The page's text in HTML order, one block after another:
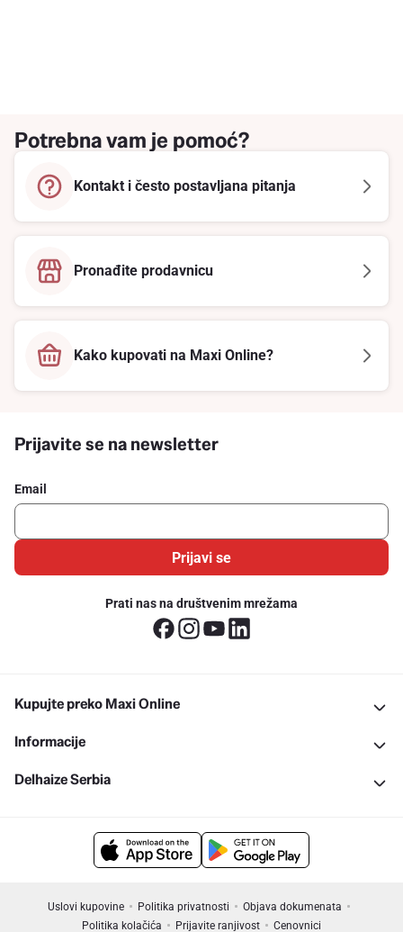
Potrebna vam je pomoć?
Kontakt i često postavljana pitanja
Pronađite prodavnicu
Kako kupovati na Maxi Online?
Prijavite se na newsletter
Email
Prijavi se
Prati nas na društvenim mrežama
Kupujte preko Maxi Online
Informacije
Delhaize Serbia
Uslovi kupovine Politika privatnosti
Objava dokumenata
Politika kolačića
Prijavite ranjivost
Cenovnici